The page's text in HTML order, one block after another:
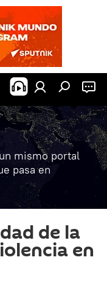
mismo portal
pasa en
de la
en